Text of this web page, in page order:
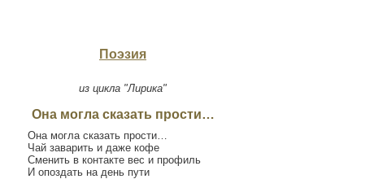
Поэзия
из цикла "Лирика"
Она могла сказать прости…
Она могла сказать прости…
Чай заварить и даже кофе
Сменить в контакте вес и профиль
И опоздать на день пути